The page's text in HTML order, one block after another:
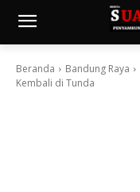
Beranda Bandung Raya
Kembali di Tunda